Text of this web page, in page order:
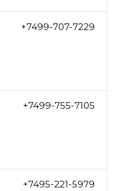
+7499-707-7229
+7499-755-7105
+7495-221-5979